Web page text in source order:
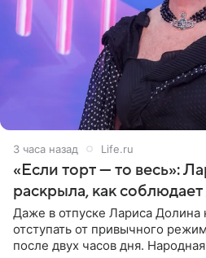
3 часа назад Life.ru
«Если торт — то весь»:
раскрыла, как соблюдает
Даже в отпуске Лариса Долина
отступать от привычного
после двух часов дня.